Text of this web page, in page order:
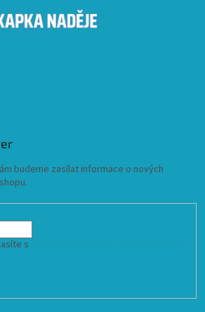
budeme zasílat informace o nových
s